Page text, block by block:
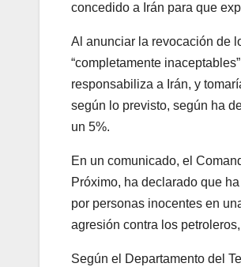
concedido a Irán para que
Al anunciar la revocación de
“completamente
responsabiliza a Irán, y
según lo previsto, según ha
un 5%.
En un comunicado, el
Próximo, ha declarado que
por personas inocentes en
agresión contra los
Según el Departamento del